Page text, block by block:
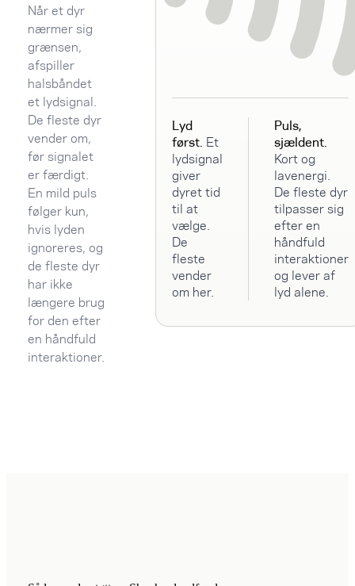
Når et dyr
nærmer sig
grænsen,
afspiller
halsbåndet
et lydsignal.
De fleste dyr
vender om,
før signalet
er færdigt.
En mild puls
følger kun,
hvis lyden
ignoreres, og
de fleste dyr
har ikke
længere brug
for den efter
en håndfuld
interaktioner.
Lyd
først. Et
lydsignal
giver
dyret tid
til at
vælge.
De
fleste
vender
om her.
Puls,
sjældent.
Kort og
lavenergi.
De fleste dyr
tilpasser sig
efter en
håndfuld
interaktioner
og lever af
lyd alene.